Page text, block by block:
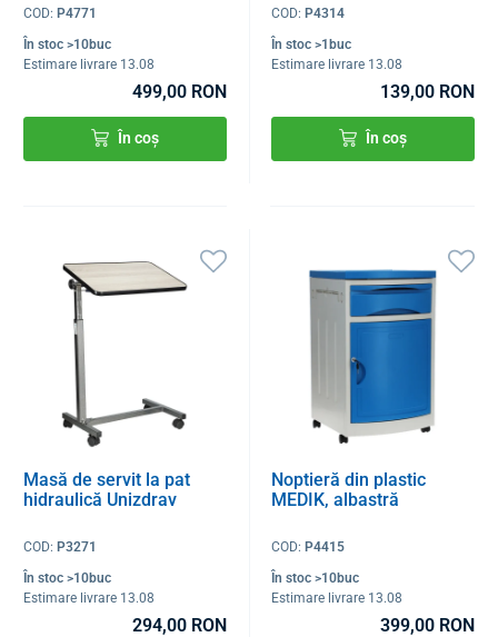
COD: P4771
În stoc >10buc
Estimare livrare 13.08
499,00 RON
În coș
COD:P4314
În stoc >1buc
Estimare livrare 13.08
139,00 RON
În coș
Masă de servit la pat
hidraulică Unizdrav
COD: P3271
În stoc >10buc
Estimare livrare 13.08
294,00 RON
Noptieră din plastic
MEDIK, albastră
COD:P4415
În stoc >10buc
Estimare livrare 13.08
399,00 RON